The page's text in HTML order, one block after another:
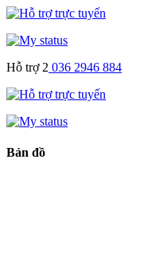
Hỗ trợ 2 036 2946 884
Bản đồ